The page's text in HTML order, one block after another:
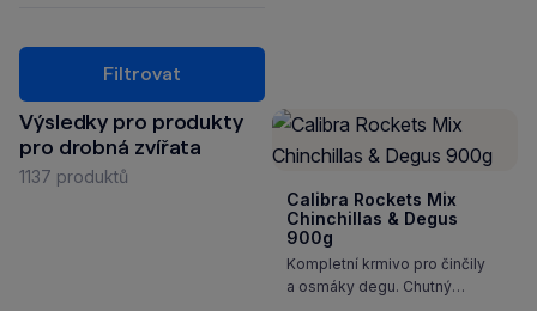
Výsledky pro produkty
pro drobná zvířata
1137 produktů
Filtrovat
Calibra Rockets Mix
Chinchillas & Degus
900g
Kompletní krmivo pro činčily
a osmáky degu. Chutný